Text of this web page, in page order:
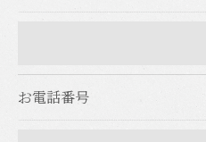
＜個人情報の委託について
当社では、利用目的の達
お電話番号